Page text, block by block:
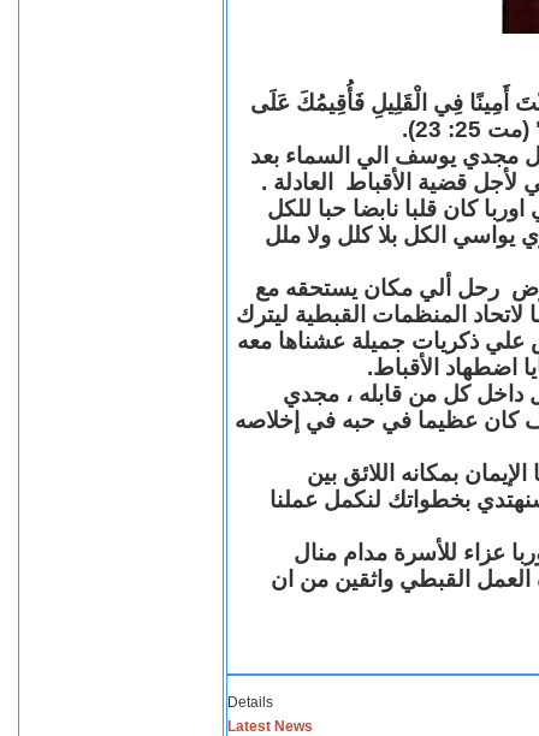
أَمِينًا فِي الْقَلِيلِ فَأُقِيمُكَ عَلَى
23).
مجدي يوسف الي السماء بعد
قضية الأقباط العادلة .
كان قلبا نابضا حبا للكل
يواسي الكل بلا كلل ولا ملل
رحل ألي مكان يستحقه مع
المنظمات القبطية ليترك
علي ذكريات جميلة عشناها معه
اضطهاد الأقباط.
داخل كل من قابله ، مجدي
عظيما في حبه في إخلاصه
بمكانه اللائق بين
بخطواتك لنكمل عملنا
عزاء للأسرة مدام منال
العمل القبطي واثقين من ان
Details
Latest News